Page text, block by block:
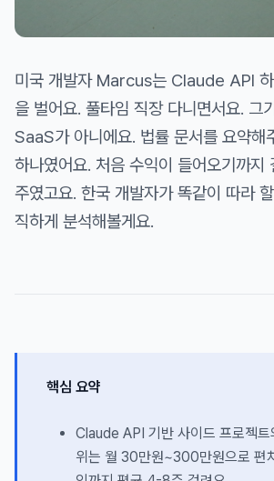
미국 개발자 Marcus는 Claude API
을 벌어요. 풀타임 직장 다니면서요. 그
SaaS가 아니에요. 법률 문서를 요약해
하나였어요. 처음 수익이 들어오기까지
주였고요. 한국 개발자가 똑같이 따라
직하게 분석해볼게요.
핵심 요약
Claude API 기반 사이드 프로젝트
위는 월 30만원~300만원으로 편